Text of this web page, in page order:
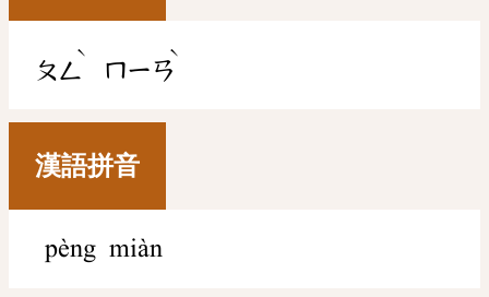
ㄆㄥ
ˋ
ㄇㄧㄢ
ˋ
漢語拼音
pèng miàn